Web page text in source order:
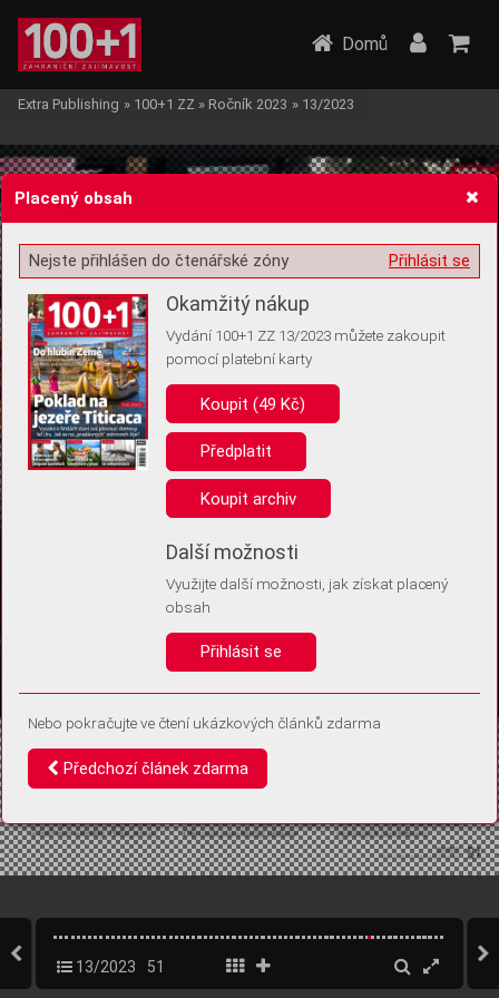
Žádost o souhlas s ukládáním volitelných informací
Pro základní fungování webu nepotřebujeme ukládat žádné informace
(tzv. cookies apod.). Rádi bychom vás ale požádali o souhlas s
uložením volitelných informací:
Anonymní unikátní ID
Díky němu příště poznáme, že se jedná o stejné zařízení, a
Identifikátor je zcela anonymní.
Vaše souhlasy a odmítnutí si ukládáme do vašeho zařízení, abychom se
vás už příště znovu neptali. Můžete je kdykoli později upravit ve Správě
Domů
Extra Publishing » 100+1 ZZ » Ročník 2023 » 13/2023
13/2023 51
Placený obsah
Přihlásit se
Nejste přihlášen do čtenářské zóny
Okamžitý nákup
Vydání 100+1 ZZ 13/2023 můžete zakoupit
pomocí platební karty
Koupit (49 Kč)
Předplatit
Koupit archiv
Další možnosti
Využijte další možnosti, jak získat placený
obsah
Přihlásit se
Nebo pokračujte ve čtení ukázkových článků zdarma
Předchozí článek zdarma